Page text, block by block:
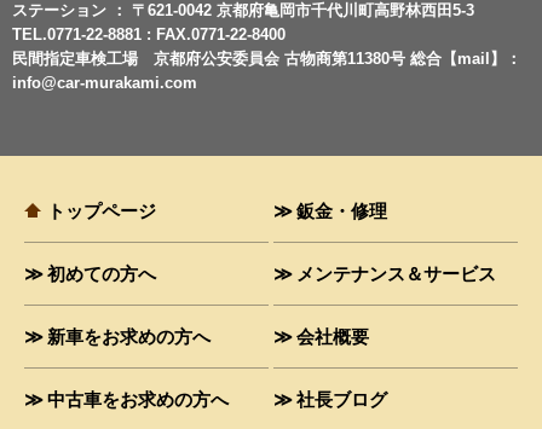
ステーション ： 〒621-0042 京都府亀岡市千代川町高野林西田5-3
TEL.0771-22-8881 : FAX.0771-22-8400
民間指定車検工場 京都府公安委員会 古物商第11380号 総合【mail】：
info@car-murakami.com
トップページ
初めての方へ
新車をお求めの方へ
中古車をお求めの方へ
鈑金・修理
メンテナンス＆サービス
会社概要
社長ブログ